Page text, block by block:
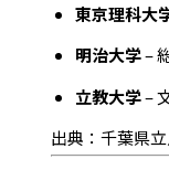
東京理科大
明治大学–
立教大学–
出典：千葉県